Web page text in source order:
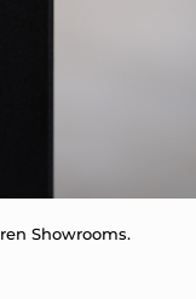
Showrooms.